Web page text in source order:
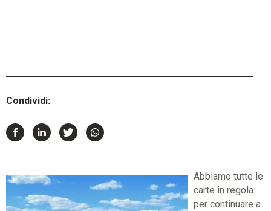
Condividi:
Abbiamo tutte le
carte in regola
per continuare a